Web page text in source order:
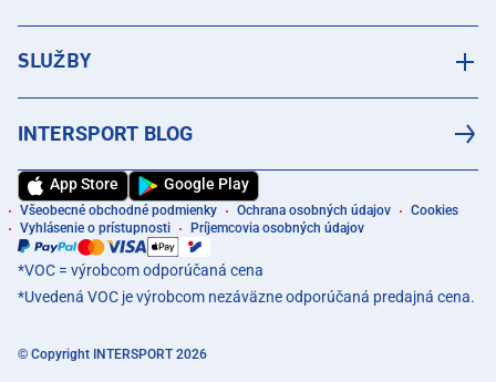
SLUŽBY
INTERSPORT BLOG
App Store Google Play
Všeobecné obchodné podmienky Ochrana osobných údajov
Cookies
Vyhlásenie o prístupnosti
Príjemcovia osobných údajov
*VOC = výrobcom odporúčaná cena
*Uvedená VOC je výrobcom nezáväzne odporúčaná predajná cena.
© Copyright INTERSPORT 2026